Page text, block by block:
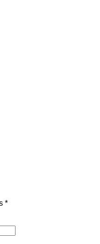
*Obligatoriskt